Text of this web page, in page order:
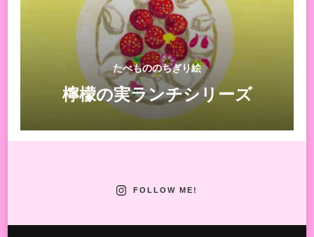
たべもののちぎり絵
檸檬の実ランチシリーズ
FOLLOW ME!